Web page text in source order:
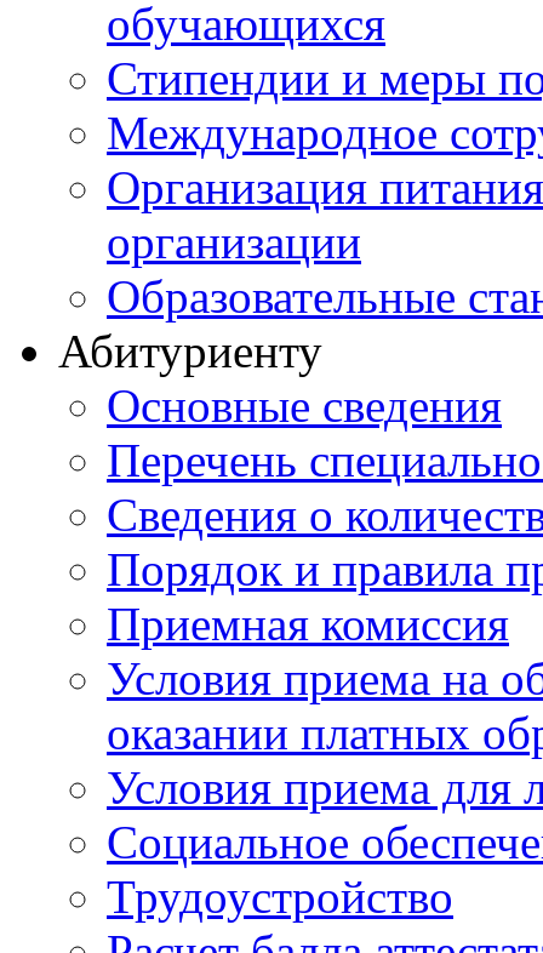
обучающихся
Стипендии и меры
Международное
Организация
организации
Образовательные
Абитуриенту
Основные сведения
Перечень
Cведения о
Порядок и правила
Приемная комиссия
Условия приема на
оказании платных
Условия приема для
Социальное
Трудоустройство